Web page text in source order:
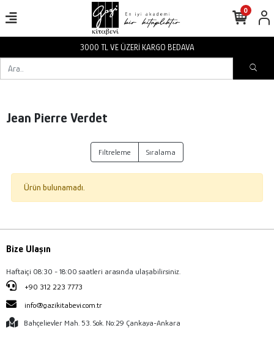
3000 TL VE ÜZERİ KARGO BEDAVA
0
Jean Pierre Verdet
Filtreleme Sıralama
Ürün bulunamadı.
Bize Ulaşın
Haftaiçi 08:30 - 18:00 saatleri arasında ulaşabilirsiniz.
+90 312 223 7773
info@gazikitabevi.com.tr
Bahçelievler Mah. 53. Sok. No:29 Çankaya-Ankara